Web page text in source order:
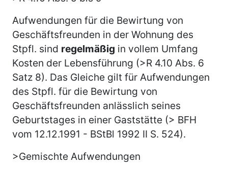
Aufwendungen für die Bewirtung von
Geschäftsfreunden in der Wohnung des
Stpfl. sind regelmäßig in vollem Umfang
Kosten der Lebensführung (>R 4.10 Abs. 6
Satz 8). Das Gleiche gilt für Aufwendungen
des Stpfl. für die Bewirtung von
Geschäftsfreunden anlässlich seines
Geburtstages in einer Gaststätte (> BFH
vom 12.12.1991 - BStBl 1992 II S. 524).
>Gemischte Aufwendungen